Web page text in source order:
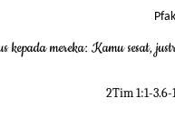
kepada mereka: Kamu sesat,
2Tim 1:1-